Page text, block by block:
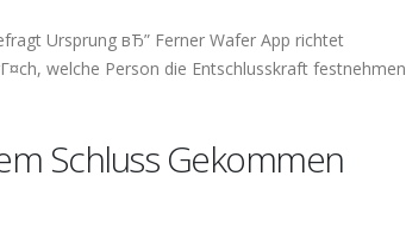
Ursprung вЂ” Ferner Wafer App richtet
welche Person die Entschlusskraft festnehmen
Schluss Gekommen